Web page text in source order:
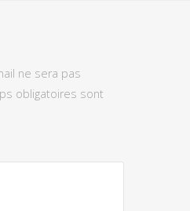
ne sera pas
obligatoires sont